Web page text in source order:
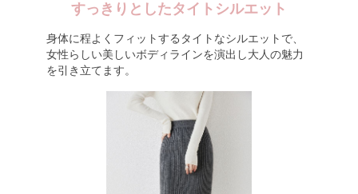
すっきりとしたタイトシルエット
身体に程よくフィットするタイトなシルエットで、
女性らしい美しいボディラインを演出し大人の魅力
を引き立てます。